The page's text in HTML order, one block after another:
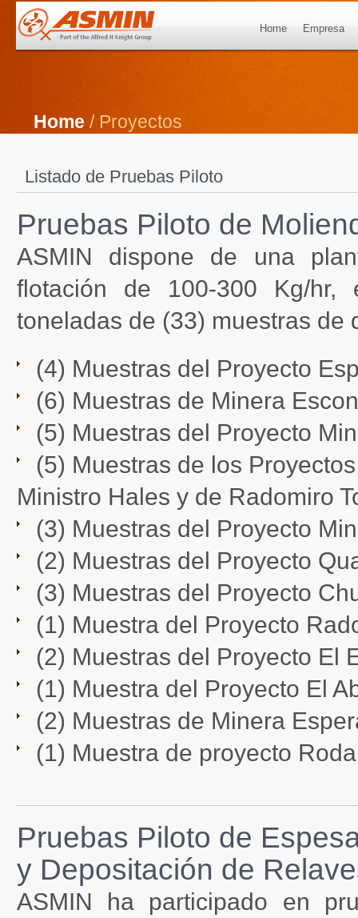
Home Empresa
Home / Proyectos
Listado de Pruebas Piloto
Pruebas Piloto de
ASMIN dispone de una
flotación de 100-300 Kg/
toneladas de (33) muestras de
(4) Muestras del Proyecto
(6) Muestras de Minera
(5) Muestras del Proyecto
(5) Muestras de los
Ministro Hales y de Radomiro
(3) Muestras del Proyecto
(2) Muestras del Proyecto
(3) Muestras del Proyecto
(1) Muestra del Proyecto
(2) Muestras del Proyecto El
(1) Muestra del Proyecto El
(2) Muestras de Minera
(1) Muestra de proyecto
Pruebas Piloto de
y Depositación de
ASMIN ha participado en